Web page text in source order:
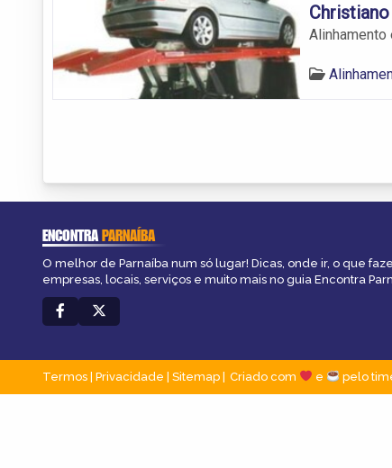
Alinhamento
ENCONTRAPARNAÍBA
O melhor de Parnaíba num só lugar! Dicas, onde ir, o que
empresas, locais, serviços e muito mais no guia Encontra
Termos Privacidade Sitemap Criado com e pelo